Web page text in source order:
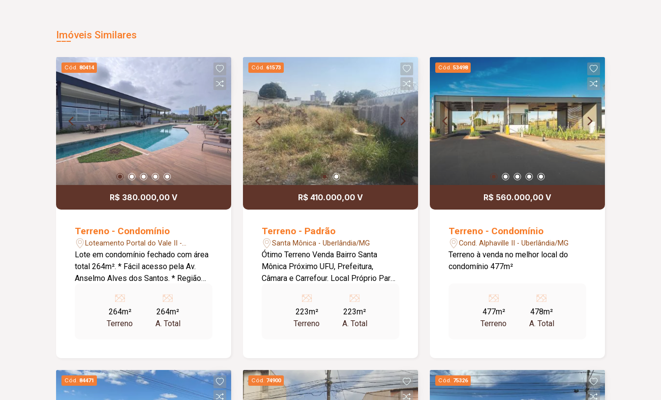
Imóveis Similares
Cód. 80414
R$ 380.000,00 V
Terreno - Condomínio
Loteamento Portal do Vale II -
Uberlândia/MG
Lote em condomínio fechado com área
total 264m². * Fácil acesso pela Av.
Anselmo Alves dos Santos. * Região
Condomínio: * Piscina adulto e infantil
aquecidas; * 2 quiosques completos; *
Playground; * Brinquedoteca
Academia ao ar livre; * Quadra
poliesportiva; * 2 quadras de areia
(beach tennis, futevôlei ou vôlei); *
264m²
Terreno
264m²
A. Total
Cód. 61573
R$ 410.000,00 V
Terreno - Padrão
Santa Mônica - Uberlândia/MG
Ótimo Terreno Venda Bairro Santa
Mônica Próximo UFU, Prefeitura,
Câmara e Carrefour. Local Próprio Para
Terreno: Frente = 17,00 m e Fundo =
19,35 m e Lado Direito = 20,15 m e
Lado Esquerdo = 7,08 m, Totalizando
223m²
Terreno
223m²
A. Total
Cód. 53498
R$ 560.000,00 V
Terreno - Condomínio
Cond. Alphaville II - Uberlândia/MG
Terreno à venda no melhor local do
condomínio 477m²
477m²
Terreno
478m²
A. Total
Cód. 84471 Cód. 74900 Cód. 75326